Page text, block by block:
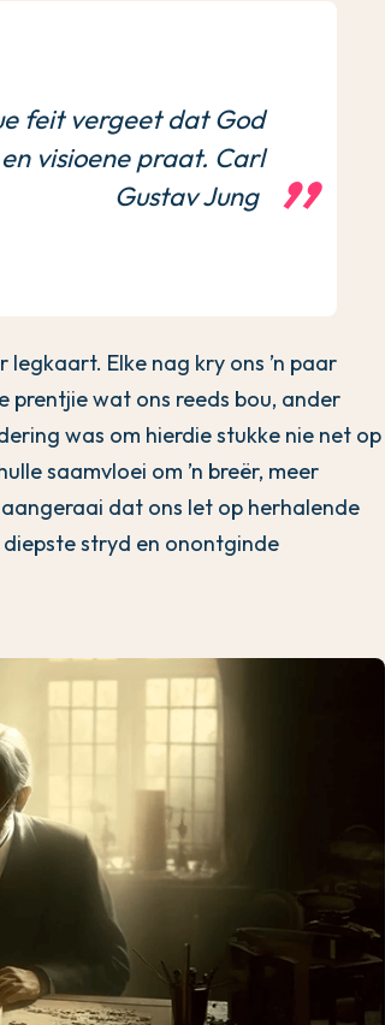
feit vergeet dat God
visioene praat. Carl
Gustav Jung
legkaart. Elke nag kry ons ’n paar
prentjie wat ons reeds bou, ander
was om hierdie stukke nie net op
saamvloei om ’n breër, meer
dat ons let op herhalende
stryd en onontginde